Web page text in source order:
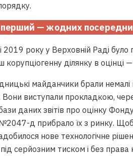
перший — жодних
2019 року у Верховній Раді
корупціогенну ділянку в
майданчики брали
Вони виступали прокладкою,
даних звітів про оцінку
д прибрало їх з ринку.
нове технологічне
серйозним тиском і без права